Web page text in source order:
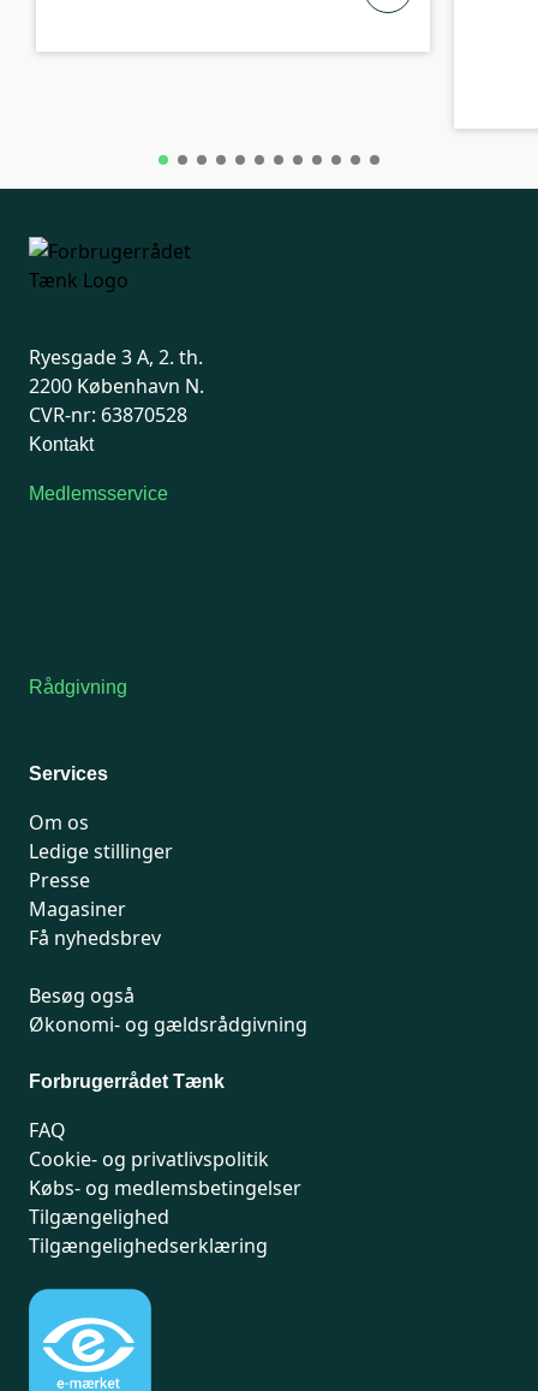
Ryesgade 3 A, 2. th.
2200 København N.
CVR-nr: 63870528
Kontakt
Medlemsservice
Rådgivning
Services
Om os
Ledige stillinger
Presse
Magasiner
Få nyhedsbrev
Besøg også
Økonomi- og gældsrådgivning
Forbrugerrådet Tænk
FAQ
Cookie- og privatlivspolitik
Købs- og medlemsbetingelser
Tilgængelighed
Tilgængelighedserklæring